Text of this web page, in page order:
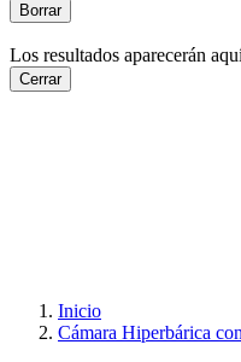
Borrar
Los resultados aparecerán
Cerrar
Inicio
Cámara Hiperbárica